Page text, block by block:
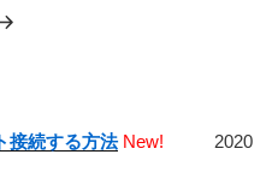
接続する方法 New! 2020